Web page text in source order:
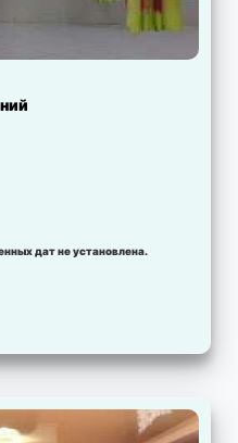
дат не установлена.